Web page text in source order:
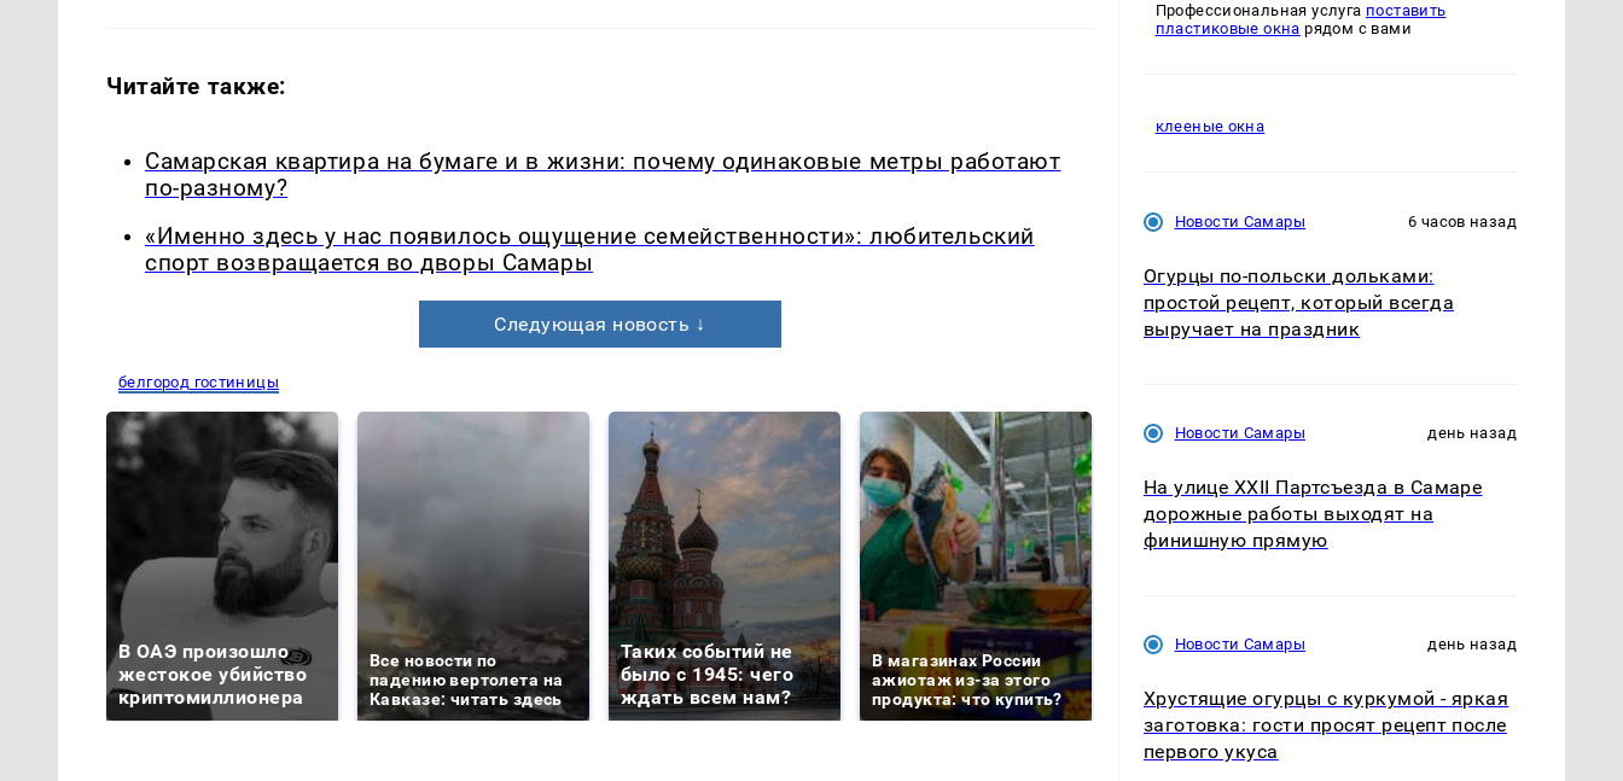
Читайте также:
Самарская квартира на бумаге и в жизни: почему одинаковые метры работают
по-разному?
«Именно здесь у нас появилось ощущение семейственности»: любительский
спорт возвращается во дворы Самары
Следующая новость ↓
белгород гостиницы
В ОАЭ произошло
жестокое убийство
криптомиллионера
Все новости по
падению вертолета на
Кавказе: читать здесь
Таких событий не
было с 1945: чего
ждать всем нам?
В магазинах России
ажиотаж из-за этого
продукта: что купить?
полицейскую
подожгли.
Где будет встреча
России: Европа?
Профессиональная услуга поставить
пластиковые окна рядом с вами
клееные окна
Новости Самары 6 часов назад
Огурцы по‑польски дольками:
простой рецепт, который всегда
выручает на праздник
Новости Самары день назад
На улице XXII Партсъезда в Самаре
дорожные работы выходят на
финишную прямую
Новости Самары день назад
Хрустящие огурцы с куркумой - яркая
заготовка: гости просят рецепт после
первого укуса